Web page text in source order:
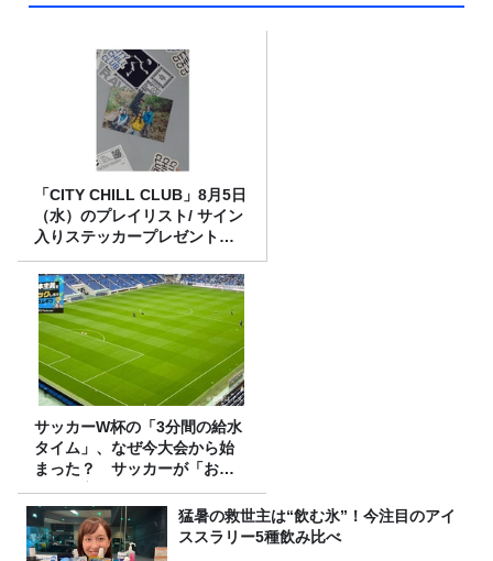
「CITY CHILL CLUB」8月5日
（水）のプレイリスト/ サイン
入りステッカープレゼント有
り
サッカーW杯の「3分間の給水
タイム」、なぜ今大会から始
まった？ サッカーが「お
金」に変わる仕組み
猛暑の救世主は“飲む氷”！今注目のアイ
ススラリー5種飲み比べ